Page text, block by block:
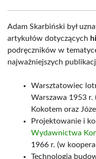
Adam Skarbiński był
artykułów dotyczących
podręczników w
najważniejszych
Warsztatowiec
Warszawa 1953 r.
Kokotem oraz
Projektowanie i
Wydawnictwa
1966 r. (w
Technologia